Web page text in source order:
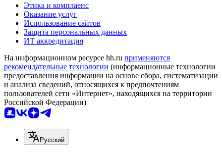
Этика и комплаенс
Оказание услуг
Использование сайтов
Защита персональных данных
ИТ аккредитация
На информационном ресурсе hh.ru применяются
рекомендательные технологии (информационные технологии
предоставления информации на основе сбора, систематизации
и анализа сведений, относящихся к предпочтениям
пользователей сети «Интернет», находящихся на территории
Российской Федерации)
Русский